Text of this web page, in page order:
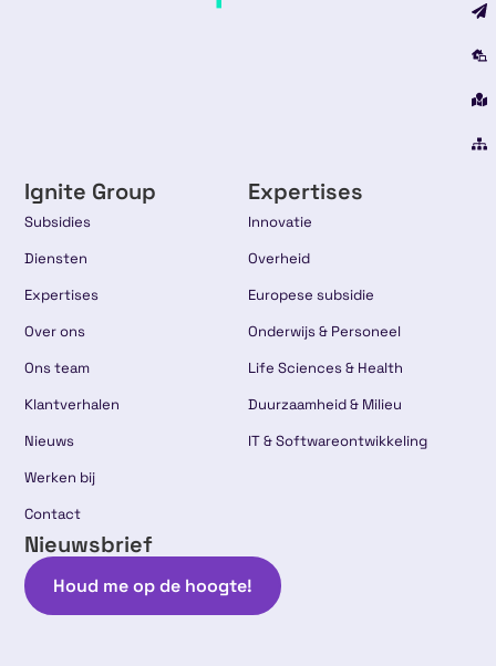
Ignite Group
Subsidies
Diensten
Expertises
Over ons
Ons team
Klantverhalen
Nieuws
Werken bij
Contact
Expertises
Innovatie
Overheid
Europese subsidie
Onderwijs & Personeel
Life Sciences & Health
Duurzaamheid & Milieu
IT & Softwareontwikkeling
Nieuwsbrief
Houd me op de hoogte!